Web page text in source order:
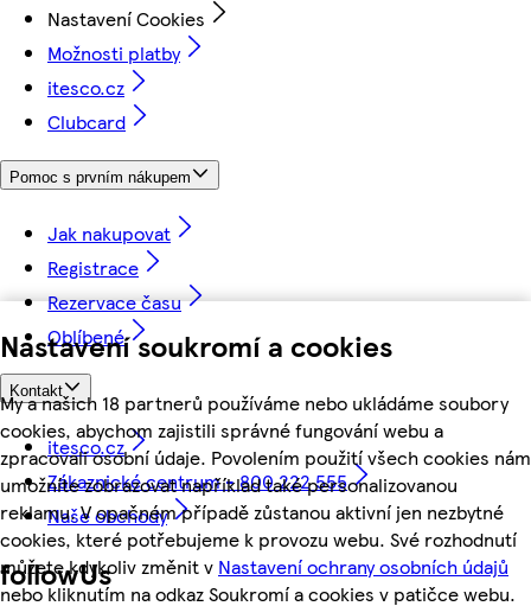
Nastavení soukromí a cookies
My a našich 18 partnerů používáme nebo ukládáme soubory
cookies, abychom zajistili správné fungování webu a
zpracovali osobní údaje. Povolením použití všech cookies nám
umožníte zobrazovat například také personalizovanou
reklamu. V opačném případě zůstanou aktivní jen nezbytné
cookies, které potřebujeme k provozu webu. Své rozhodnutí
můžete kdykoliv změnit v Nastavení ochrany osobních údajů
nebo kliknutím na odkaz Soukromí a cookies v patičce webu.
Nastavení Cookies
Možnosti platby
itesco.cz
Clubcard
Pomoc s prvním nákupem
Jak nakupovat
Registrace
Rezervace času
Oblíbené
Kontakt
itesco.cz
Zákaznické centrum - 800 222 555
Naše obchody
followUs